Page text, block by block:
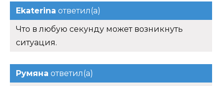
Ekaterina ответил(а)
Что в любую секунду может возникнуть
ситуация.
Румяна ответил(а)